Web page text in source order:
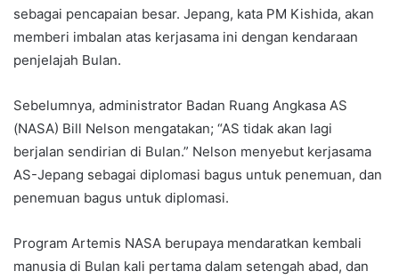
sebagai pencapaian besar. Jepang, kata PM Kishida, akan
memberi imbalan atas kerjasama ini dengan kendaraan
penjelajah Bulan.
Sebelumnya, administrator Badan Ruang Angkasa AS
(NASA) Bill Nelson mengatakan; “AS tidak akan lagi
berjalan sendirian di Bulan.” Nelson menyebut kerjasama
AS-Jepang sebagai diplomasi bagus untuk penemuan, dan
penemuan bagus untuk diplomasi.
Program Artemis NASA berupaya mendaratkan kembali
manusia di Bulan kali pertama dalam setengah abad, dan